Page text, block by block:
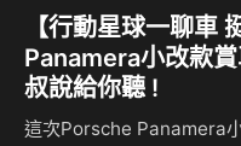
【行動星球⼀聊車
Panamera小改款
叔說給你聽 !
這次Porsche Panamera